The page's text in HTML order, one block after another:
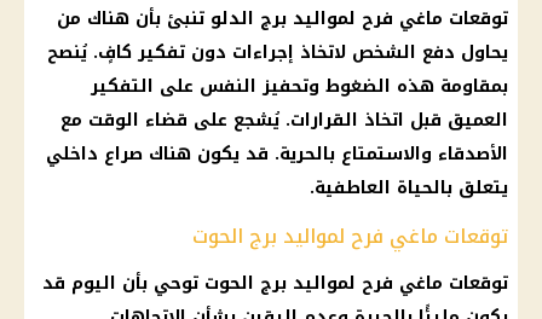
توقعات ماغي فرح لمواليد برج الدلو تنبئ بأن هناك من
يحاول دفع الشخص لاتخاذ إجراءات دون تفكير كافٍ. يُنصح
بمقاومة هذه الضغوط وتحفيز النفس على التفكير
العميق قبل اتخاذ القرارات. يُشجع على قضاء الوقت مع
الأصدقاء والاستمتاع بالحرية. قد يكون هناك صراع داخلي
يتعلق بالحياة العاطفية.
توقعات ماغي فرح لمواليد برج الحوت
توقعات ماغي فرح لمواليد برج الحوت توحي بأن اليوم قد